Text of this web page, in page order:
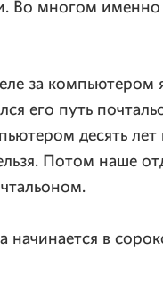
Во многом именно
за
его путь
десять лет
Потом наше
начинается в